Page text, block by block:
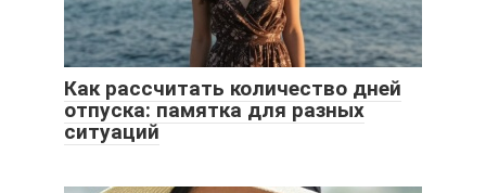
Как рассчитать количество дней
отпуска: памятка для разных
ситуаций